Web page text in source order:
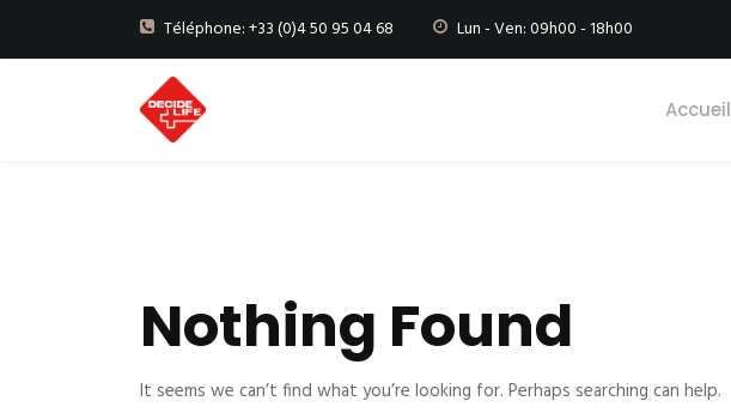
Téléphone: +33 (0)4 50 95 04 68 Lun - Ven: 09h00 - 18h00
Accueil
Nothing Found
It seems we can’t find what you’re looking for. Perhaps searching can help.